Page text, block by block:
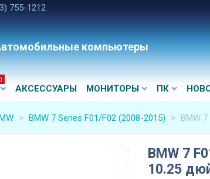
755-1212
компьютеры
АКСЕССУАРЫ МОНИТОРЫ ПК
> BMW 7 Series F01/F02 (2008-2015) > BMW
BMW 7
10.25